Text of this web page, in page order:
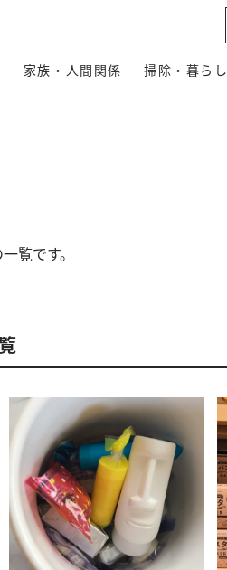
家族・人間関係 掃除・暮らし
覧です。